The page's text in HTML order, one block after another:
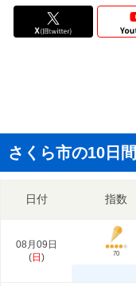
さくら市の10日
日付 指数
08月09日
(日 ) 70